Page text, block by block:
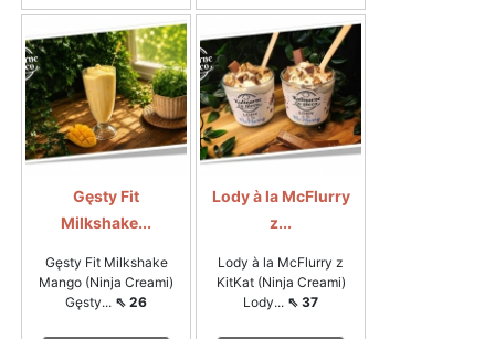
Gęsty Fit
Milkshake...
Gęsty Fit Milkshake
Mango (Ninja Creami)
Gęsty... ⇖ 26
Lody à la McFlurry
z...
Lody à la McFlurry z
KitKat (Ninja Creami)
Lody... ⇖ 37